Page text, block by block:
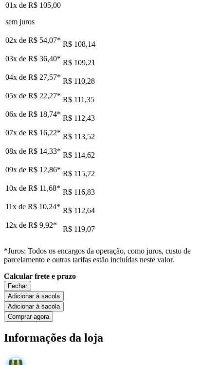
01x de R$ 105,00
sem juros
02x de R$ 54,07* R$ 108,14
03x de R$ 36,40* R$ 109,21
04x de R$ 27,57* R$ 110,28
05x de R$ 22,27* R$ 111,35
06x de R$ 18,74* R$ 112,43
07x de R$ 16,22* R$ 113,52
08x de R$ 14,33* R$ 114,62
09x de R$ 12,86* R$ 115,72
10x de R$ 11,68* R$ 116,83
11x de R$ 10,24* R$ 112,64
12x de R$ 9,92* R$ 119,07
*Juros: Todos os encargos da operação, como juros, custo de
parcelamento e outras tarifas estão incluídas neste valor.
Calcular frete e prazo
Fechar
Adicionar à sacola
Adicionar à sacola
Comprar agora
Informações da loja